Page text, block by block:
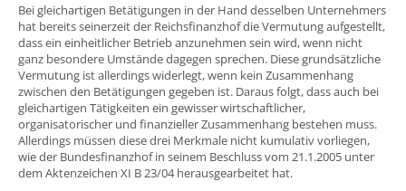
Bei gleichartigen Betätigungen in der Hand desselben Unternehmers
hat bereits seinerzeit der Reichsfinanzhof die Vermutung aufgestellt,
dass ein einheitlicher Betrieb anzunehmen sein wird, wenn nicht
ganz besondere Umstände dagegen sprechen. Diese grundsätzliche
Vermutung ist allerdings widerlegt, wenn kein Zusammenhang
zwischen den Betätigungen gegeben ist. Daraus folgt, dass auch bei
gleichartigen Tätigkeiten ein gewisser wirtschaftlicher,
organisatorischer und finanzieller Zusammenhang bestehen muss.
Allerdings müssen diese drei Merkmale nicht kumulativ vorliegen,
wie der Bundesfinanzhof in seinem Beschluss vom 21.1.2005 unter
dem Aktenzeichen XI B 23/04 herausgearbeitet hat.